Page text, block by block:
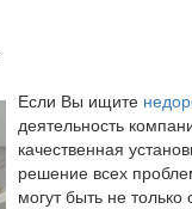
Если Вы ищите
деятельность
качественная
решение всех
могут быть не